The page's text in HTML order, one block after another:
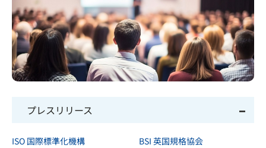
プレスリリース
ISO 国際標準化機構 BSI 英国規格協会